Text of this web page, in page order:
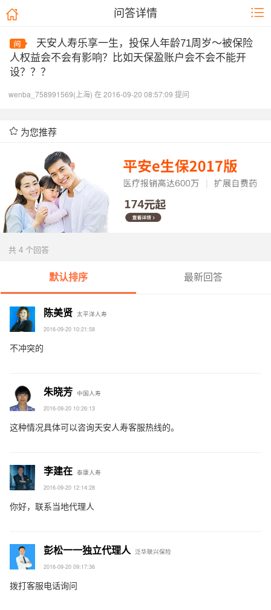
问答详情
天安人寿乐享一生，投保人年龄71周岁～被保险
人权益会不会有影响？比如天保盈账户会不会不能开
设？？？
wenba_758991569(上海) 在 2016-09-20 08:57:09 提问
为您推荐
共 4 个回答
默认排序 最新回答
陈美贤 太平洋人寿
2016-09-20 10:21:58
不冲突的
朱晓芳 中国人寿
2016-09-20 10:26:13
这种情况具体可以咨询天安人寿客服热线的。
李建在 泰康人寿
2016-09-20 12:14:28
你好，联系当地代理人
彭松一一独立代理人 泛华联兴保险
2016-09-20 09:17:36
拨打客服电话询问